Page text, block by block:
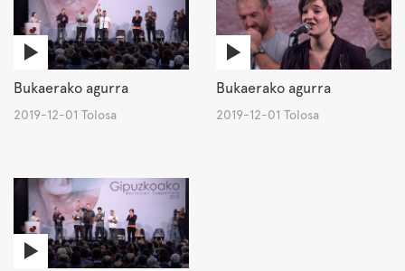
Bukaerako agurra
2019-12-01 Tolosa
Bukaerako agurra
2019-12-01 Tolosa